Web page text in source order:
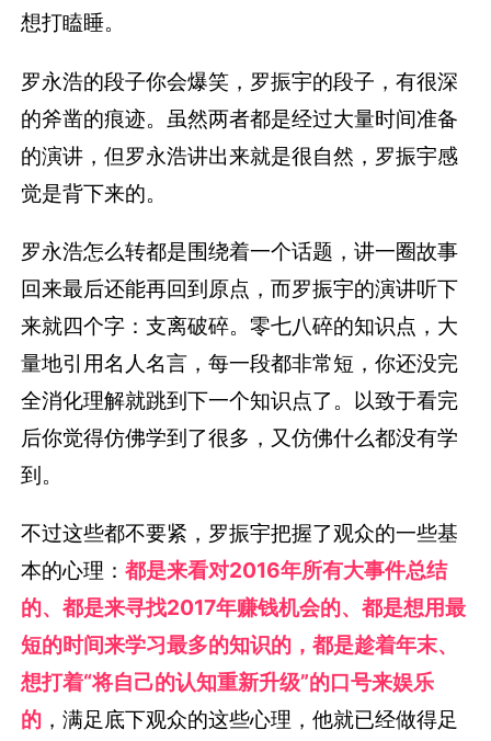
想打瞌睡。
罗永浩的段子你会爆笑，罗振宇的段子，有很深
的斧凿的痕迹。虽然两者都是经过大量时间准备
的演讲，但罗永浩讲出来就是很自然，罗振宇感
觉是背下来的。
罗永浩怎么转都是围绕着一个话题，讲一圈故事
回来最后还能再回到原点，而罗振宇的演讲听下
来就四个字：支离破碎。零七八碎的知识点，大
量地引用名人名言，每一段都非常短，你还没完
全消化理解就跳到下一个知识点了。以致于看完
后你觉得仿佛学到了很多，又仿佛什么都没有学
到。
不过这些都不要紧，罗振宇把握了观众的一些基
本的心理：都是来看对2016年所有大事件总结
的、都是来寻找2017年赚钱机会的、都是想用最
短的时间来学习最多的知识的，都是趁着年末、
想打着“将自己的认知重新升级”的口号来娱乐
的 ，满足底下观众的这些心理，他就已经做得足